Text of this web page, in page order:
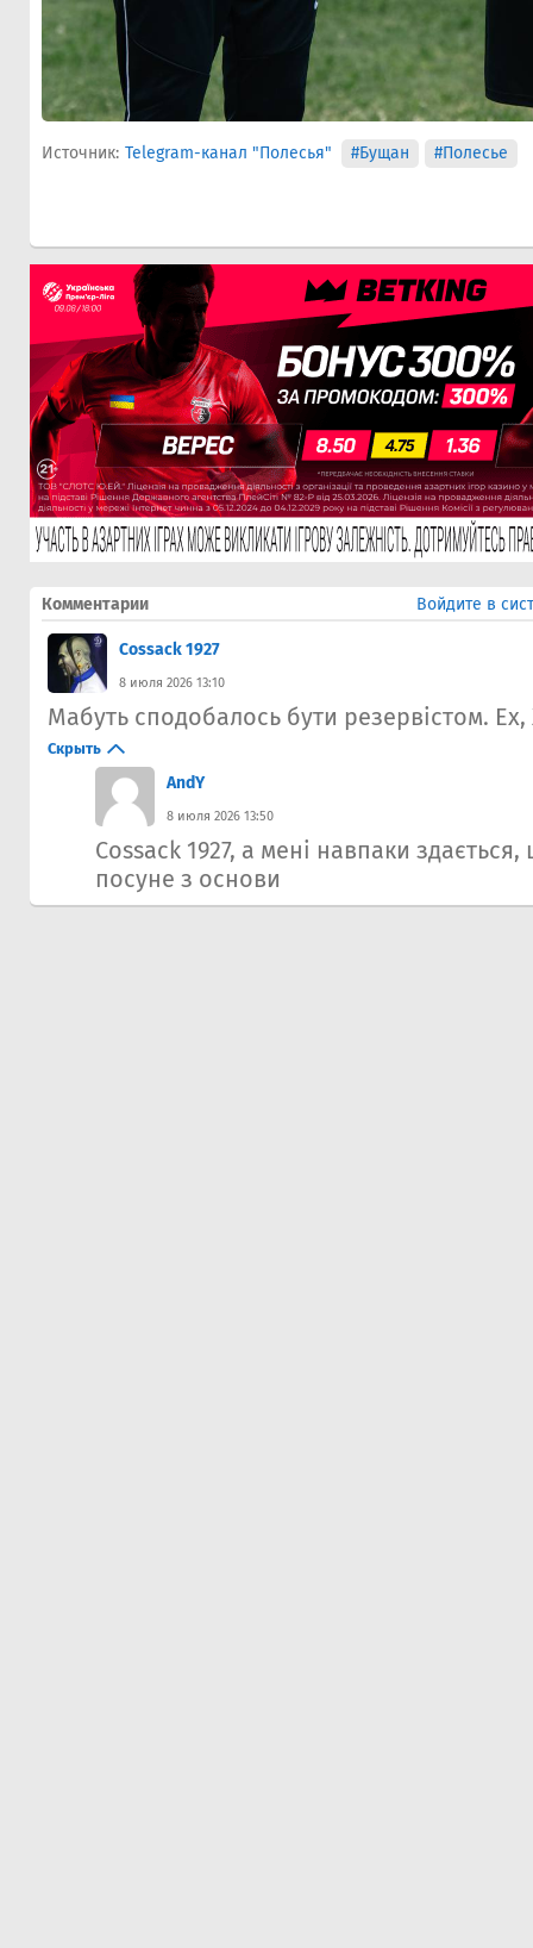
Источник: Telegram-канал "Полесья" #Бущан #Полесье
Комментарии Войдите в
Cossack 1927
8 июля 2026 13:10
Мабуть сподобалось бути резервістом.
Скрыть
AndY
8 июля 2026 13:50
Cossack 1927, а мені навпаки
посуне з основи